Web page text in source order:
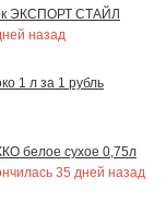
ЭКСПОРТ СТАЙЛ
назад
1 л за 1 рубль
белое сухое 0,75л
35 дней назад